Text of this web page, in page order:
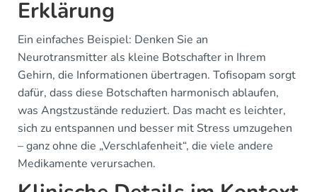
Erklärung
Ein einfaches Beispiel: Denken Sie an
Neurotransmitter als kleine Botschafter in Ihrem
Gehirn, die Informationen übertragen. Tofisopam sorgt
dafür, dass diese Botschaften harmonisch ablaufen,
was Angstzustände reduziert. Das macht es leichter,
sich zu entspannen und besser mit Stress umzugehen
– ganz ohne die „Verschlafenheit“, die viele andere
Medikamente verursachen.